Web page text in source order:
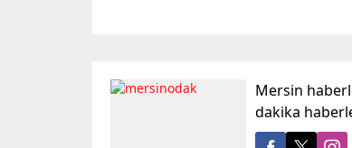
Mersin
dakika